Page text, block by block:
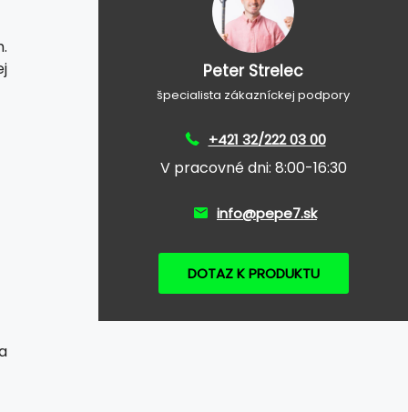
Peter Strelec
špecialista zákazníckej podpory
+421 32/222 03 00
V pracovné dni: 8:00-16:30
info@pepe7.sk
DOTAZ K PRODUKTU